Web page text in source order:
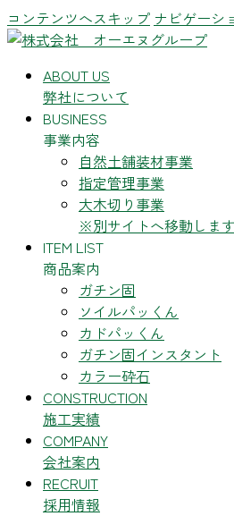
コンテンツへスキップ ナビゲーシ
ABOUT US
弊社について
BUSINESS
事業内容
自然土舗装材事業
指定管理事業
大木切り事業
※別サイトへ移動します
ITEM LIST
商品案内
ガチン固
ソイルパッくん
カドパッくん
ガチン固インスタント
カラー砕石
CONSTRUCTION
施工実績
COMPANY
会社案内
RECRUIT
採用情報